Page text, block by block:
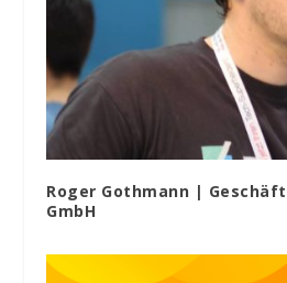
Roger Gothmann |
GmbH